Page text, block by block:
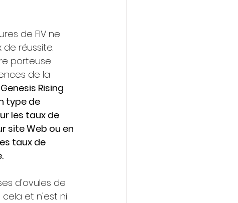
de FIV ne
réussite.
porteuse
de la
Rising
type de
les taux de
site Web ou en
taux de
d'ovules de
et n'est ni